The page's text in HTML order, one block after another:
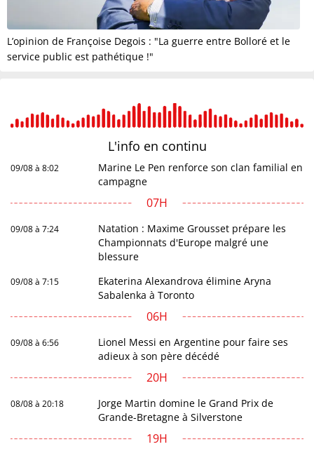
L’opinion de Françoise Degois : "La guerre entre Bolloré et le
service public est pathétique !"
L'info en continu
09/08 à 8:02
Marine Le Pen renforce son clan familial en
campagne
07H
09/08 à 7:24
Natation : Maxime Grousset prépare les
Championnats d'Europe malgré une
blessure
09/08 à 7:15
Ekaterina Alexandrova élimine Aryna
Sabalenka à Toronto
06H
09/08 à 6:56
Lionel Messi en Argentine pour faire ses
adieux à son père décédé
20H
08/08 à 20:18
Jorge Martin domine le Grand Prix de
Grande-Bretagne à Silverstone
19H